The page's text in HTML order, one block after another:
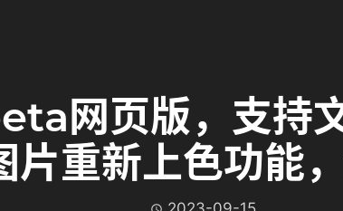
网页版，支持
重新上色功能